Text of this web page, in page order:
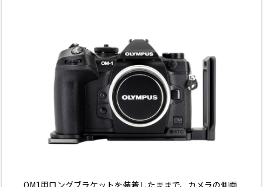
OM1用ロングブラケットを装着したままで、カメラの側面